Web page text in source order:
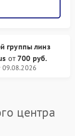
группы линз
от 700 руб.
09.08.2026
центра